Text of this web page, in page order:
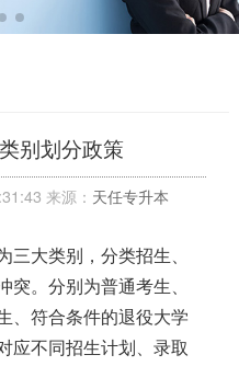
别划分政策
来源： 天任专升本
大类别，分类招生、
。分别为普通考生、
、符合条件的退役大学
应不同招生计划、录取